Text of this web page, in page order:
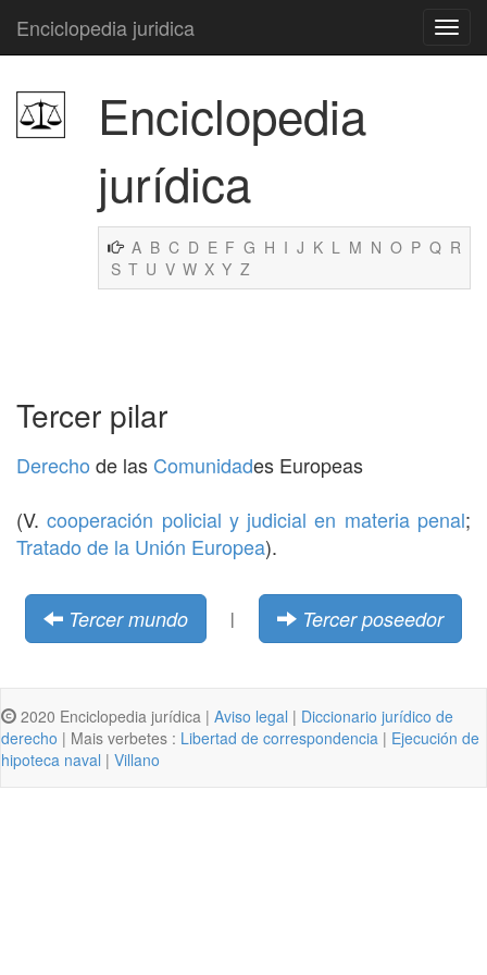
Enciclopedia juridica
Enciclopedia
jurídica
A B C D E F G H I J K L M N O P Q R
S T U V W X Y Z
Tercer pilar
Derecho de las Comunidades Europeas
(V.cooperación policial y judicial en materia penal;
Tratado de la Unión Europea).
Tercer mundo | Tercer poseedor
2020 Enciclopedia jurídica | Aviso legal | Diccionario jurídico de
derecho | Mais verbetes : Libertad de correspondencia | Ejecución de
hipoteca naval | Villano